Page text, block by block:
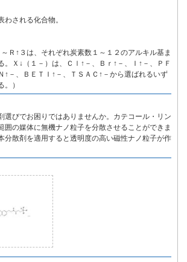
される化合物。
～Ｒ↑３は、それぞれ炭素数１～１２のアルキル基ま
。Ｘ↓（１－）は、Ｃｌ↑－、Ｂｒ↑－、Ｉ↑－、ＰＦ
↑－、ＢＥＴＩ↑－、ＴＳＡＣ↑－から選ばれるいず
）
選びでお困りではありませんか。カテコール・リン
囲の媒体に無機ナノ粒子を分散させることができま
分散剤を適用すると透明度の高い磁性ナノ粒子が作